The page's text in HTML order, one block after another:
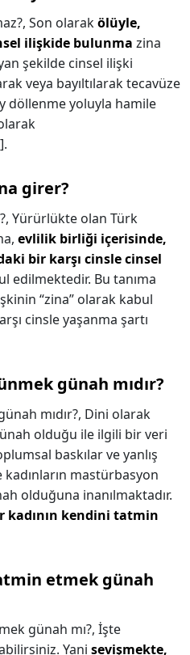
Son olarakölüyle,
ilişkide bulunma zina
şekilde cinsel ilişki
veya bayıltılarak tecavüze
döllenme yoluyla hamile
girer?
Yürürlükte olan Türk
evlilik birliği içerisinde,
bir karşı cinsle cinsel
edilmektedir. Bu tanıma
“zina” olarak kabul
cinsle yaşanma şartı
günah mıdır?
mıdır?, Dini olarak
olduğu ile ilgili bir veri
baskılar ve yanlış
mastürbasyon
olduğuna inanılmaktadır.
kadının kendini tatmin
etmek günah
günah mı?, İşte
Yani sevişmekte,